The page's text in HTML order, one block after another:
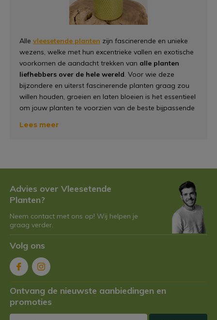
Alle vleesetende planten zijn fascinerende en unieke
wezens, welke met hun excentrieke vallen en exotische
voorkomen de aandacht trekken van alle planten
liefhebbers over de hele wereld. Voor wie deze
bijzondere en uiterst fascinerende planten graag zou
willen houden, groeien en laten bloeien is het essentieel
om jouw planten te voorzien van de beste bijpassende
een speciale selectie met potten gemaakt welke
hebben over, waarom onze 12 centimeter potten de
meest geschikte potten zijn voor de grotere
vleesetende planten. Daarnaast gaan we ook kijken
naar hoe jij de juiste pot voor jou kunt kiezen.
Waarom zou ik een 12
centimeter pot kiezen?
zodat jij snel kunt zien welke type pot jij nodig zou
hebben. Daarnaast hebben wij de maten ook
aangegeven bij onze planten. Dit zal jouenorm helpen
Lees meer
Advies over Vleesetende
Planten?
Neem contact met ons op! Wij helpen je
graag verder.
Volg ons
Ontvang de nieuwste aanbiedingen en
promoties